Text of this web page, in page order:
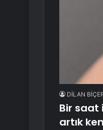
DİLAN
Bir saat
artık